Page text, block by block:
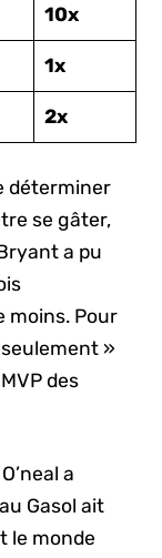
10x
1x
2x
déterminer
se gâter,
a pu
moins. Pour
»
des
a
Gasol ait
le monde